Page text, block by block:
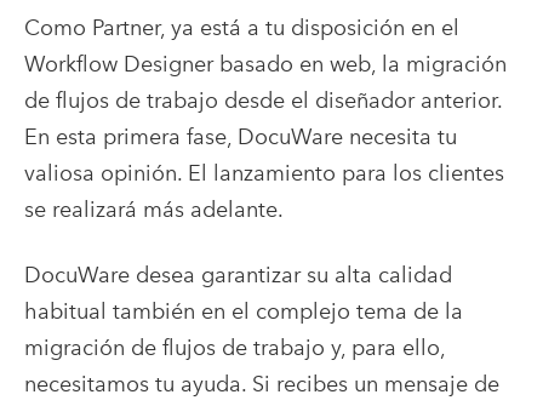
Como Partner, ya está a tu disposición en el
Workflow Designer basado en web, la migración
de flujos de trabajo desde el diseñador anterior.
En esta primera fase, DocuWare necesita tu
valiosa opinión. El lanzamiento para los clientes
se realizará más adelante.
DocuWare desea garantizar su alta calidad
habitual también en el complejo tema de la
migración de flujos de trabajo y, para ello,
necesitamos tu ayuda. Si recibes un mensaje de